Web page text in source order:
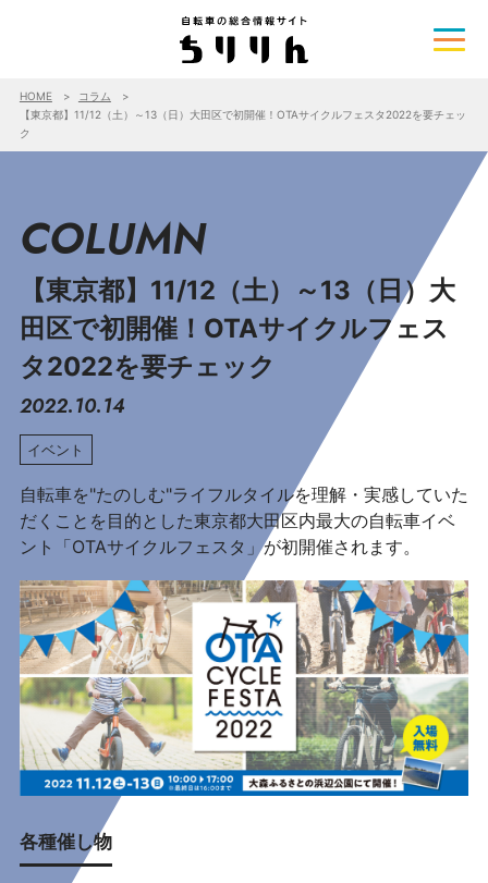
HOME
コラム
【東京都】11/12（土）～13（日）大田区で初開催！OTAサイクルフェスタ2022を要チェッ
ク
COLUMN
【東京都】11/12（土）～13（日）大
田区で初開催！OTAサイクルフェス
タ2022を要チェック
2022.10.14
イベント
自転車を"たのしむ"ライフルタイルを理解・実感していた
だくことを目的とした東京都大田区内最大の自転車イベ
ント「OTAサイクルフェスタ」が初開催されます。
各種催し物